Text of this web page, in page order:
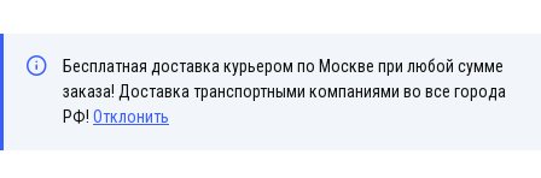
Бесплатная доставка курьером по Москве при любой сумме
заказа! Доставка транспортными компаниями во все города
РФ! Отклонить